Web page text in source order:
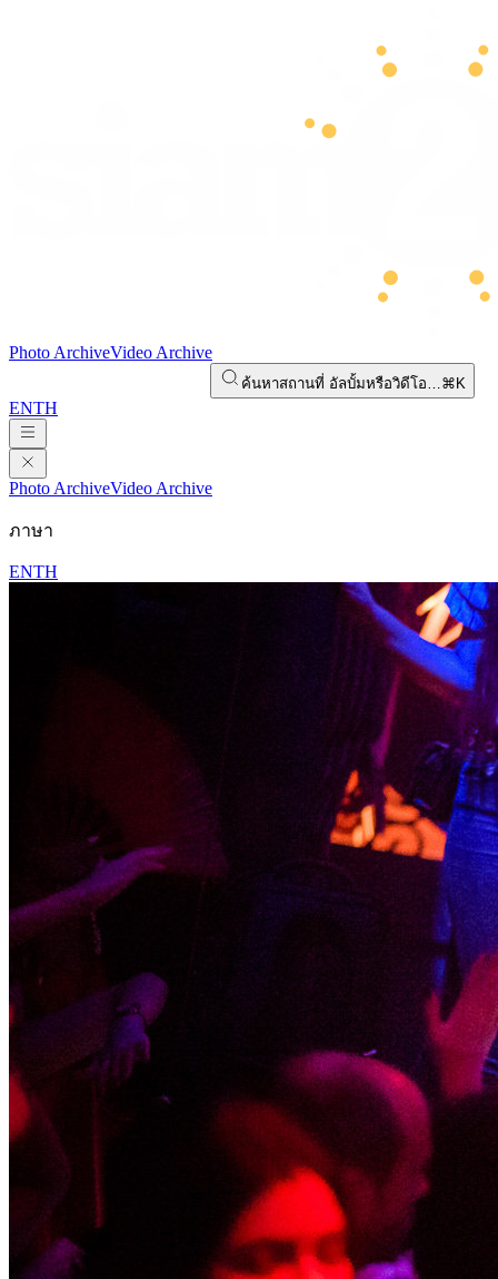
Photo ArchiveVideo Archive
ค้นหาสถานที่ อัลบั้มหรือวิดีโอ…⌘K
ENTH
Photo ArchiveVideo Archive
ภาษา
ENTH